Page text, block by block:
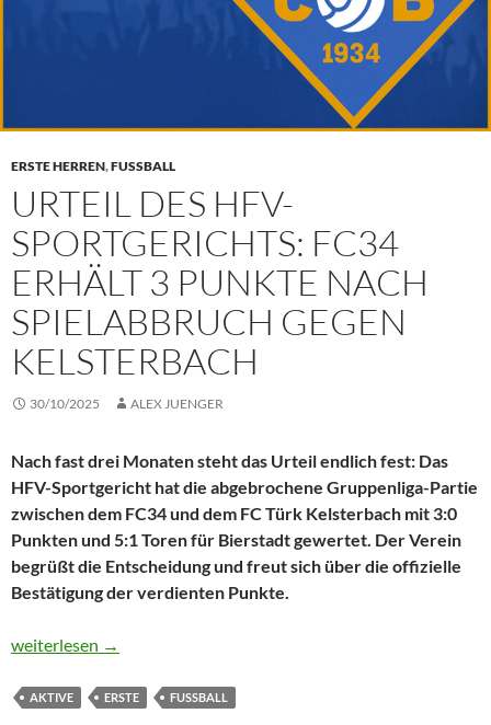
ERSTE HERREN,FUSSBALL
URTEIL DES HFV-
SPORTGERICHTS: FC34
ERHÄLT 3 PUNKTE NACH
SPIELABBRUCH GEGEN
KELSTERBACH
30/10/2025 ALEX JUENGER
Nach fast drei Monaten steht das Urteil endlich fest: Das
HFV-Sportgericht hat die abgebrochene Gruppenliga-Partie
zwischen dem FC34 und dem FC Türk Kelsterbach mit 3:0
Punkten und 5:1 Toren für Bierstadt gewertet. Der Verein
begrüßt die Entscheidung und freut sich über die offizielle
Bestätigung der verdienten Punkte.
Urteil des HFV-Sportgerichts: FC34 erhält 3 Punkte nach
weiterlesen →
AKTIVE ERSTE FUSSBALL